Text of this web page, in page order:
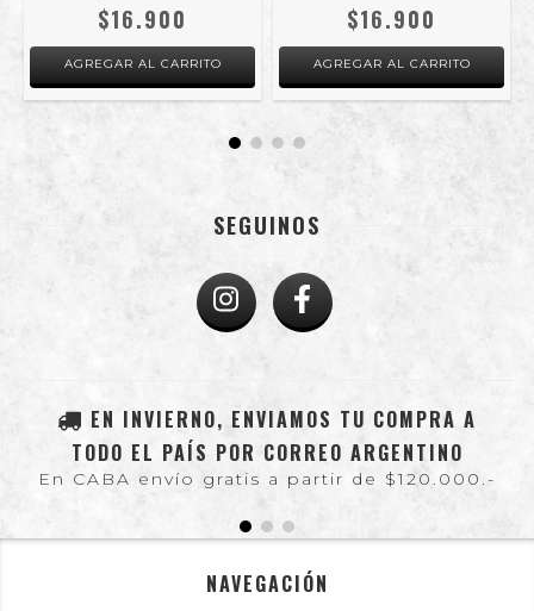
$16.900
AGREGAR AL CARRITO
$16.900
AGREGAR AL CARRITO
SEGUINOS
EN INVIERNO, ENVIAMOS TU COMPRA A
TODO EL PAÍS POR CORREO ARGENTINO
En CABA envío gratis a partir de $120.000.-
NAVEGACIÓN